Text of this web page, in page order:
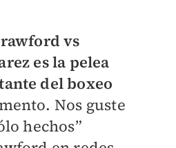
vs
es la pelea
del boxeo
Nos guste
hechos”